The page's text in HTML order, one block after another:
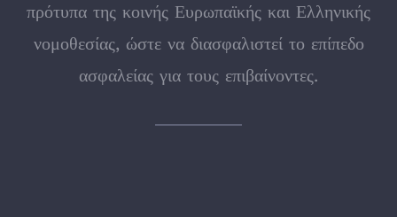
πρότυπα της κοινής Ευρωπαϊκής και Ελληνικής
νομοθεσίας, ώστε να διασφαλιστεί το επίπεδο
ασφαλείας για τους επιβαίνοντες.